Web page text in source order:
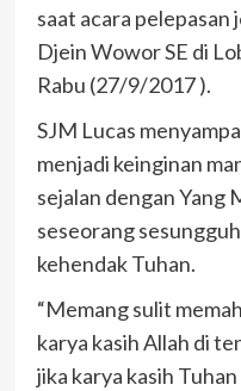
saat acara pelepasan
Djein Wowor SE di
Rabu (27/9/2017 ).
SJM Lucas
menjadi keinginan
sejalan dengan Yang
seseorang
kehendak Tuhan.
“Memang sulit
karya kasih Allah di
jika karya kasih